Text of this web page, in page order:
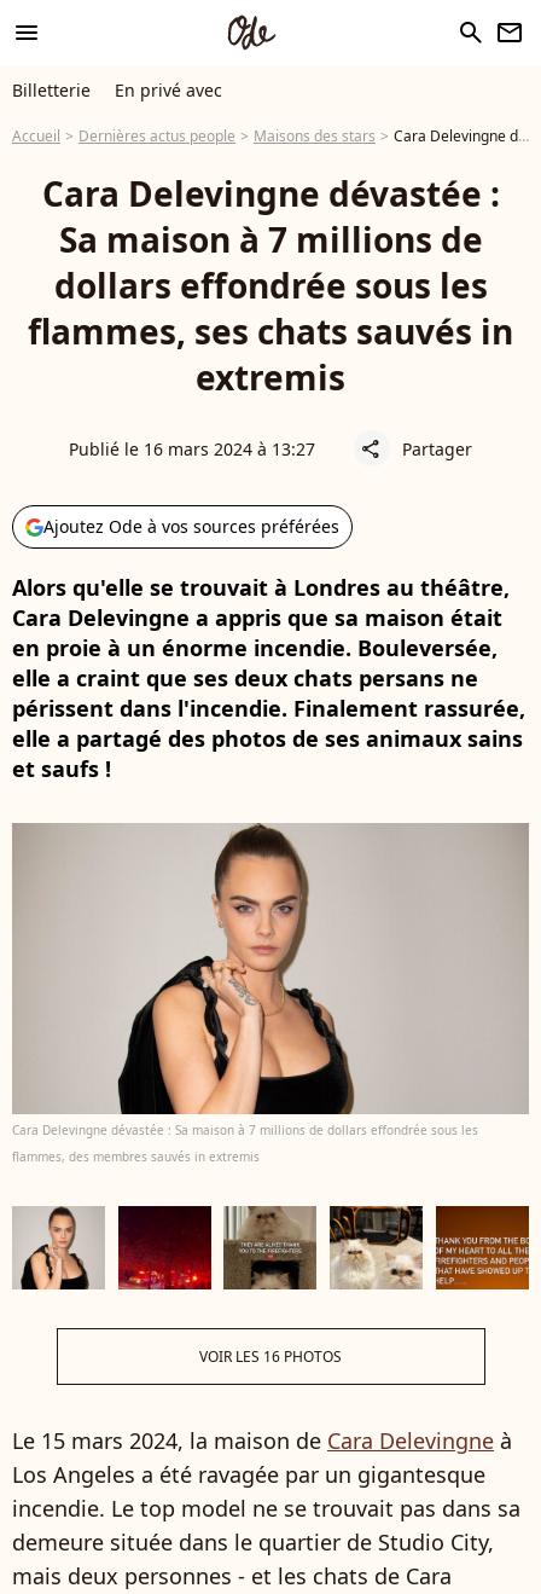
menu search newsletter
Billetterie En privé avec
Accueil Dernières actus people Maisons des stars Cara Delevingne dévastée : Sa maison à 7 millions de dollars effondrée sous les flammes, ses chats sauvés in extremis
Cara Delevingne dévastée :
Sa maison à 7 millions de
dollars effondrée sous les
flammes, ses chats sauvés in
extremis
Publié le 16 mars 2024 à 13:27 share Partager
Ajoutez Ode à vos sources préférées
Alors qu'elle se trouvait à Londres au théâtre,
Cara Delevingne a appris que sa maison était
en proie à un énorme incendie. Bouleversée,
elle a craint que ses deux chats persans ne
périssent dans l'incendie. Finalement rassurée,
elle a partagé des photos de ses animaux sains
et saufs !
Cara Delevingne dévastée : Sa maison à 7 millions de dollars effondrée sous les
flammes, des membres sauvés in extremis
VOIR LES 16 PHOTOS
Le 15 mars 2024, la maison de Cara Delevingne à
Los Angeles a été ravagée par un gigantesque
incendie. Le top model ne se trouvait pas dans sa
demeure située dans le quartier de Studio City,
mais deux personnes - et les chats de Cara